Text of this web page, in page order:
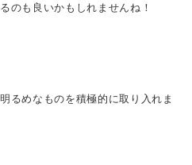
のも良いかもしれませんね！
るめなものを積極的に取り入れま